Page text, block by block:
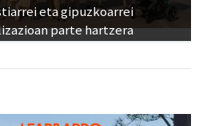
eta gipuzkoarrei
parte hartzera